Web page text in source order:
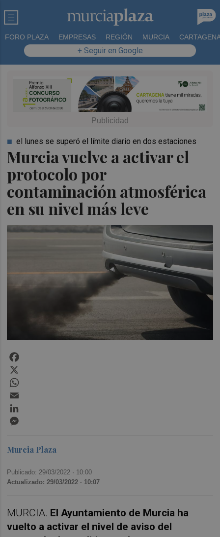
FORO PLAZA EMPRESAS REGIÓN MURCIA
+ Seguir en Google
Murcia vuelve a activar el
protocolo por
contaminación atmosférica
en su nivel más leve
el lunes se superó el límite diario en dos estaciones
Murcia Plaza
Publicado: 29/03/2022 · 10:00
Actualizado: 29/03/2022 · 10:07
MURCIA. El Ayuntamiento de Murcia ha
vuelto a activar el nivel de aviso del